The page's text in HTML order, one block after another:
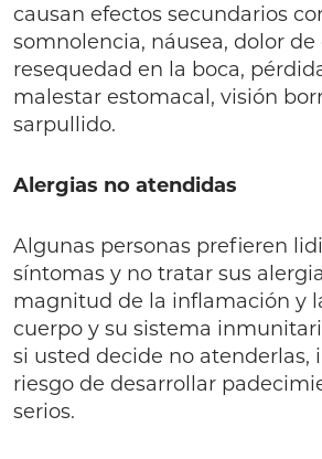
causan efectos secundarios
somnolencia, náusea, dolor de
resequedad en la boca,
malestar estomacal, visión
sarpullido.
Alergias no atendidas
Algunas personas prefieren
síntomas y no tratar sus
magnitud de la inflamación y
cuerpo y su sistema
si usted decide no atenderlas,
riesgo de desarrollar
serios.